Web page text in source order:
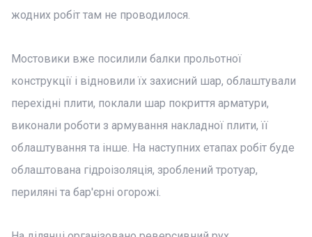
жодних робіт там не проводилося.
Мостовики вже посилили балки прольотної
конструкції і відновили їх захисний шар, облаштували
перехідні плити, поклали шар покриття арматури,
виконали роботи з армування накладної плити, її
облаштування та інше. На наступних етапах робіт буде
облаштована гідроізоляція, зроблений тротуар,
периляні та бар'єрні огорожі.